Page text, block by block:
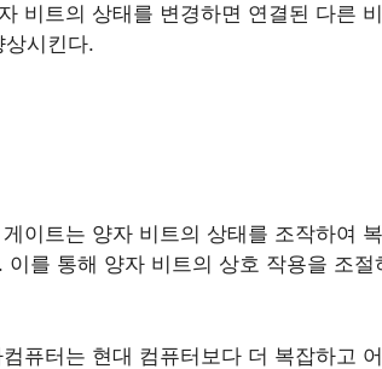
비트의 상태를 변경하면 연결된 다른
시킨다.
이트는 양자 비트의 상태를 조작하여
를 통해 양자 비트의 상호 작용을 조
퓨터는 현대 컴퓨터보다 더 복잡하고